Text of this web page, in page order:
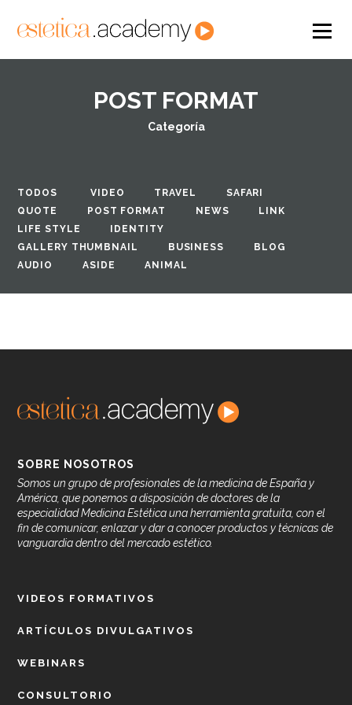
POST FORMAT
Categoría
TODOS VIDEO TRAVEL
SAFARI
QUOTE
POST FORMAT NEWS
LINK
LIFE STYLE
IDENTITY
GALLERY THUMBNAIL
BUSINESS
BLOG
AUDIO
ASIDE ANIMAL
SOBRE NOSOTROS
Somos un grupo de profesionales de la medicina de España y
América, que ponemos a disposición de doctores de la
especialidad Medicina Estética una herramienta gratuita, con el
fin de comunicar, enlazar y dar a conocer productos y técnicas de
vanguardia dentro del mercado estético.
VIDEOS FORMATIVOS
ARTÍCULOS DIVULGATIVOS
WEBINARS
CONSULTORIO